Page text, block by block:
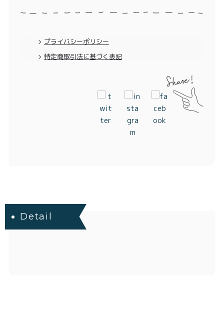
プライバシーポリシー
特定商取引法に基づく表記
Detail